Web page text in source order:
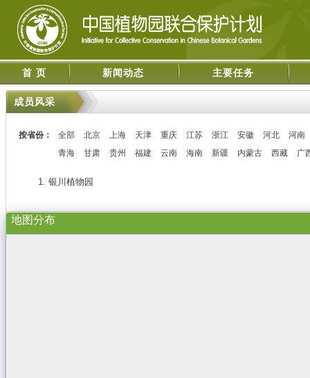
首 页 新闻动态 主要任务
成员风采
按省份： 全部 北京 上海 天津 重庆 江苏 浙江 安徽 河北
河南
青海
甘肃 贵州 福建 云南 海南 新疆 内蒙古 西藏 广
1. 银川植物园
地图分布